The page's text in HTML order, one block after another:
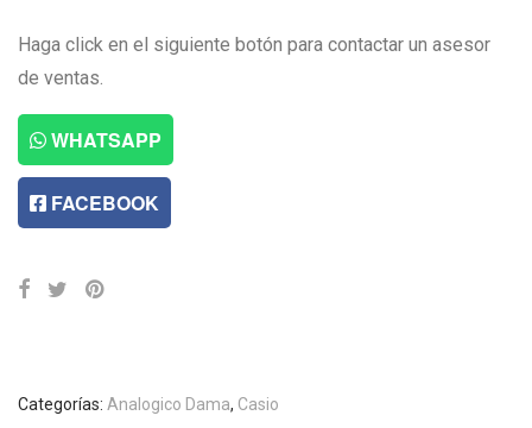
Haga click en el siguiente botón para contactar un asesor
de ventas.
WHATSAPP
FACEBOOK
Categorías: Analogico Dama, Casio